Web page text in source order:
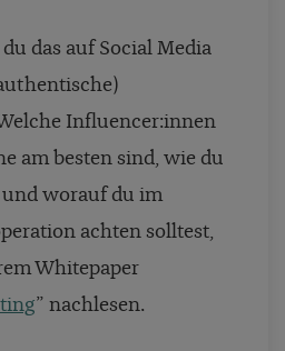
das auf Social Media
Influencer:innen
am besten sind, wie du
worauf du im
achten solltest,
Whitepaper
” nachlesen.